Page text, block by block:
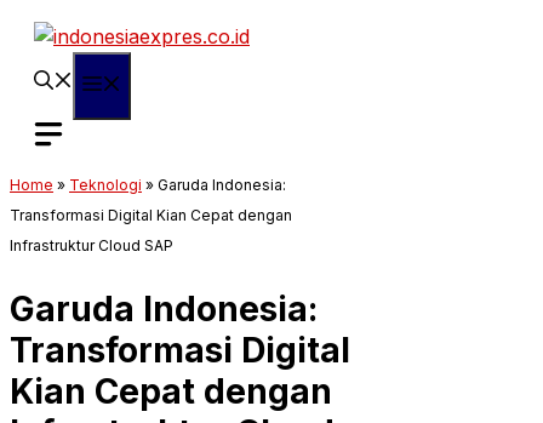
Langsung
Home » Teknologi » Garuda Indonesia:
Transformasi Digital Kian Cepat dengan
Infrastruktur Cloud SAP
Garuda Indonesia:
Transformasi Digital
Kian Cepat dengan